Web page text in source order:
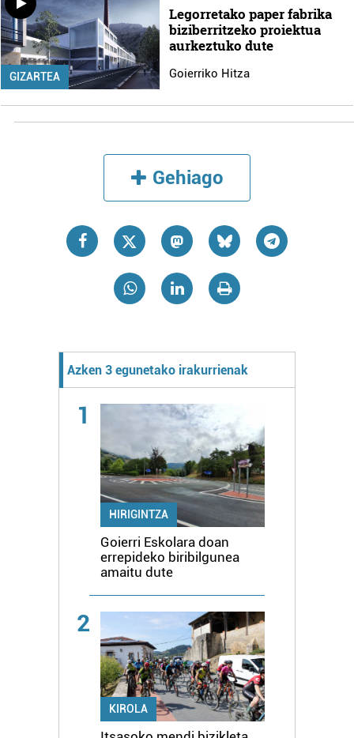
GIZARTEA
Legorretako paper fabrika
biziberritzeko proiektua
aurkeztuko dute
Goierriko Hitza
Gehiago
Azken 3 egunetako irakurrienak
1
HIRIGINTZA
Goierri Eskolara doan
errepideko biribilgunea
amaitu dute
2
KIROLA